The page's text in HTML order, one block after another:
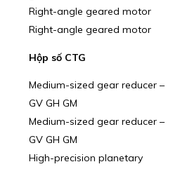
Right-angle geared motor
Right-angle geared motor
Hộp số CTG
Medium-sized gear reducer –
GV GH GM
Medium-sized gear reducer –
GV GH GM
High-precision planetary